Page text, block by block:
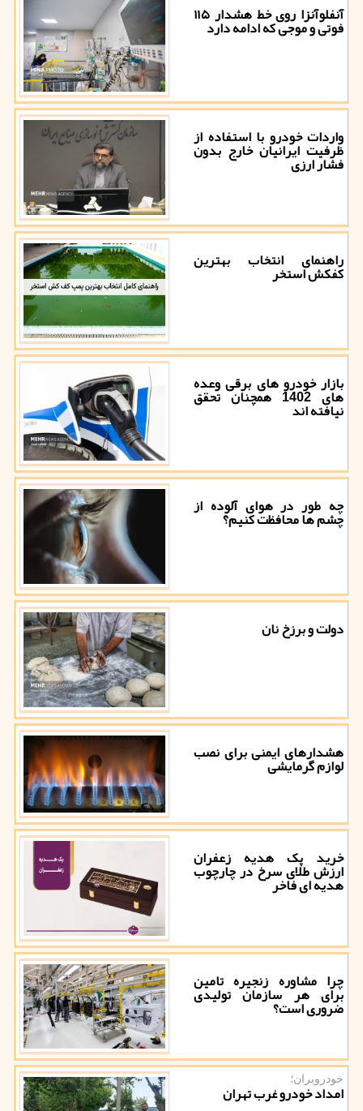
آنفلوآنزا روی خط هشدار ۱۱۵
فوتی و موجی که ادامه دارد
واردات خودرو با استفاده از
ظرفیت ایرانیان خارج بدون
فشار ارزی
راهنمای انتخاب بهترین
کفکش استخر
بازار خودرو های برقی وعده
های 1402 همچنان تحقق
نیافته اند
چه طور در هوای آلوده از
چشم ها محافظت کنیم؟
دولت و برزخ نان
هشدارهای ایمنی برای نصب
لوازم گرمایشی
خرید پک هدیه زعفران
ارزش طلای سرخ در چارچوب
هدیه ای فاخر
چرا مشاوره زنجیره تامین
برای هر سازمان تولیدی
ضروری است؟
خودروبران؛
امداد خودرو غرب تهران